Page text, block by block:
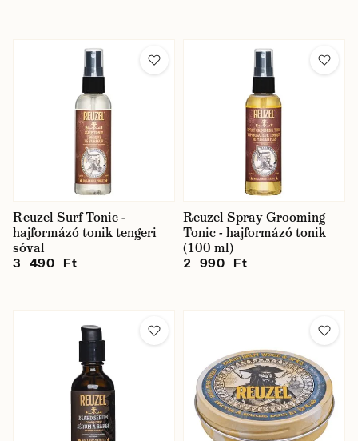
Reuzel Surf Tonic -
hajformázó tonik tengeri
sóval
3 490 Ft
Reuzel Spray Grooming
Tonic - hajformázó tonik
(100 ml)
2 990 Ft